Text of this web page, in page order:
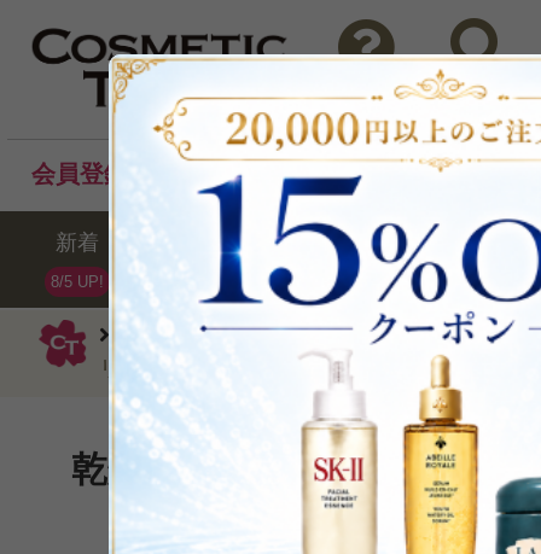
ロゴナ クリーム
ファーミング デ
リフティング50ml
問い合わせ 検索
会員登録後のお買い物でポイントプレゼント！
新着
8/5 UP!
セール ランキング ブ
乾燥が気になるマチュア肌
残り1点